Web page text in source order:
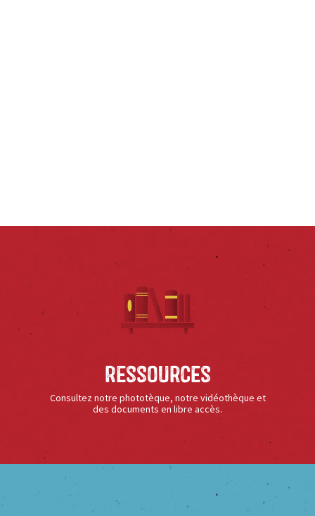
Ressources
Consultez notre phototèque, notre vidéothèque et
des documents en libre accès.